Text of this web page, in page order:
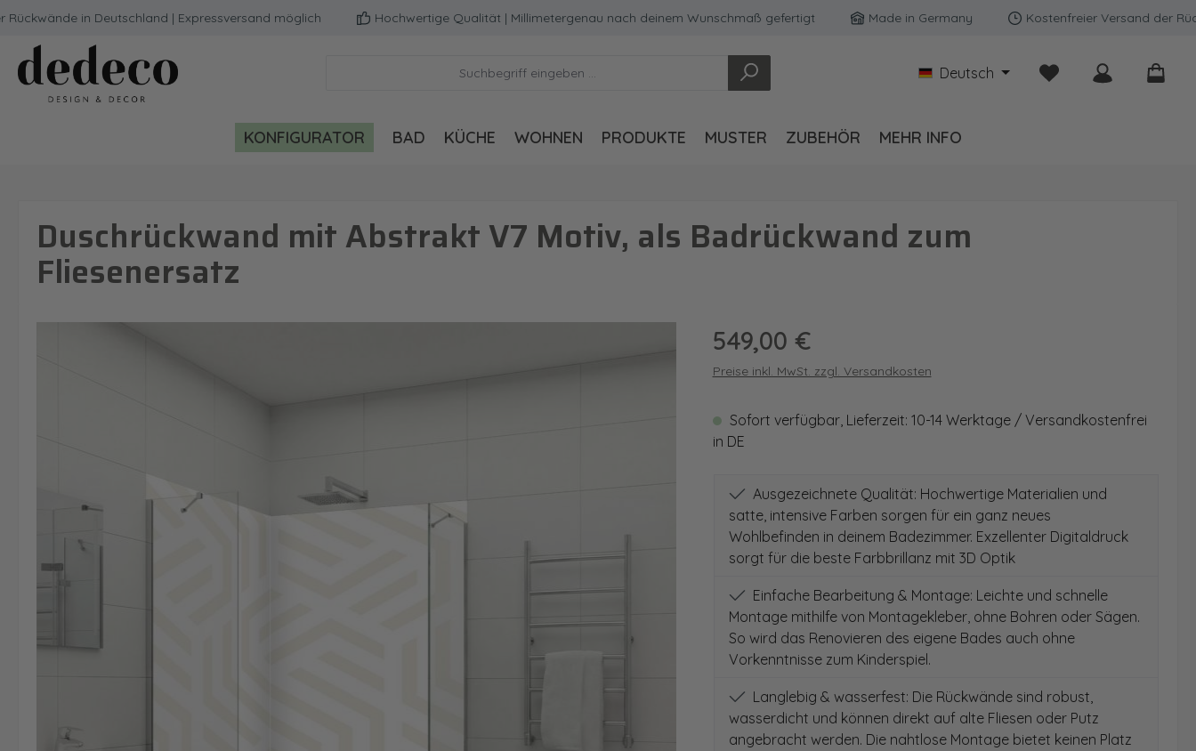
Hauptinhalt springen
Zur Suche springen
Zur Hauptnavigation springen
in Deutschland | Expressversand möglich Hochwertige Qualität | Millimetergenau nach deinem Wunschmaß gefertigt Made in Germany Kostenfreier Versand der
Deutsch Du hast 0 Produkte
KONFIGURATOR BAD KÜCHE WOHNEN PRODUKTE MUSTER ZUBEHÖR MEHR INFO
Duschrückwand mit Abstrakt V7 Motiv, als Badrückwand zum
Fliesenersatz
Regulärer Preis:
549,00 €
Preise inkl. MwSt. zzgl. Versandkosten
Sofort verfügbar, Lieferzeit: 10-14 Werktage / Versandkostenfrei
in DE
Ausgezeichnete Qualität: Hochwertige Materialien und
satte, intensive Farben sorgen für ein ganz neues
Wohlbefinden in deinem Badezimmer. Exzellenter Digitaldruck
sorgt für die beste Farbbrillanz mit 3D Optik
Einfache Bearbeitung & Montage: Leichte und schnelle
Montage mithilfe von Montagekleber, ohne Bohren oder Sägen.
So wird das Renovieren des eigene Bades auch ohne
Vorkenntnisse zum Kinderspiel.
Langlebig & wasserfest: Die Rückwände sind robust,
wasserdicht und können direkt auf alte Fliesen oder Putz
angebracht werden. Die nahtlose Montage bietet keinen Platz